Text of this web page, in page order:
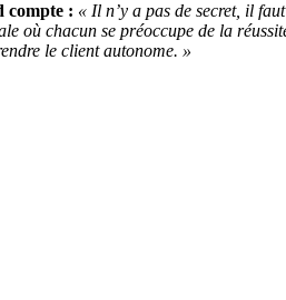
compte : « Il n’y a pas de secret, il
où chacun se préoccupe de la
le client autonome. »